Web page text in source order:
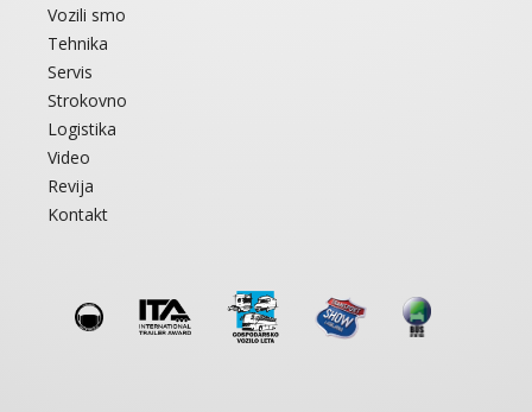
Vozili smo
Tehnika
Servis
Strokovno
Logistika
Video
Revija
Kontakt